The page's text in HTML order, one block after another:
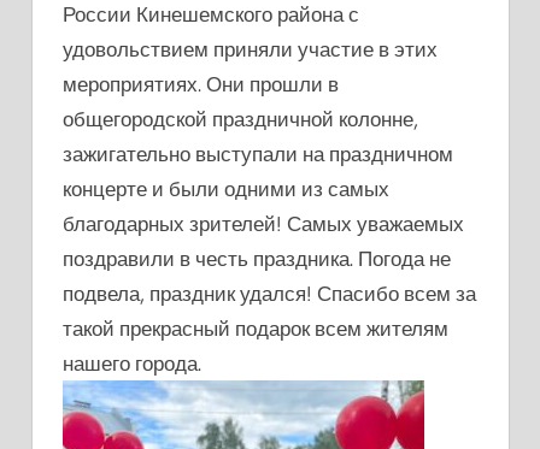
России Кинешемского района с
удовольствием приняли участие в этих
мероприятиях. Они прошли в
общегородской праздничной колонне,
зажигательно выступали на праздничном
концерте и были одними из самых
благодарных зрителей! Самых уважаемых
поздравили в честь праздника. Погода не
подвела, праздник удался! Спасибо всем за
такой прекрасный подарок всем жителям
нашего города.